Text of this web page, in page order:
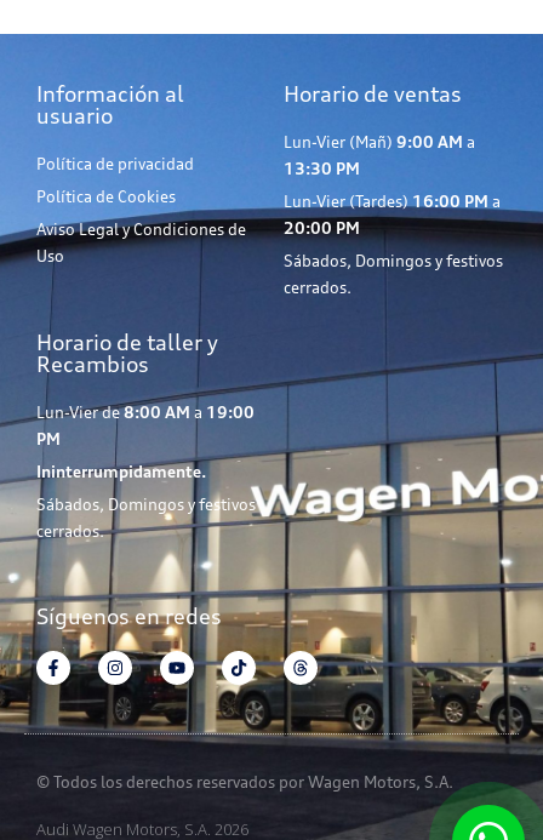
Información al
usuario
Política de privacidad
Política de Cookies
Aviso Legal y Condiciones de
Uso
Horario de ventas
Lun-Vier (Mañ) 9:00 AM a
13:30 PM
Lun-Vier (Tardes) 16:00 PM a
20:00 PM
Sábados, Domingos y festivos
cerrados.
Horario de taller y
Recambios
Lun-Vier de8:00 AM a 19:00
PM
Ininterrumpidamente.
Sábados, Domingos y festivos
cerrados.
Síguenos en redes
© Todos los derechos reservados por Wagen Motors, S.A.
Audi Wagen Motors, S.A. 2026